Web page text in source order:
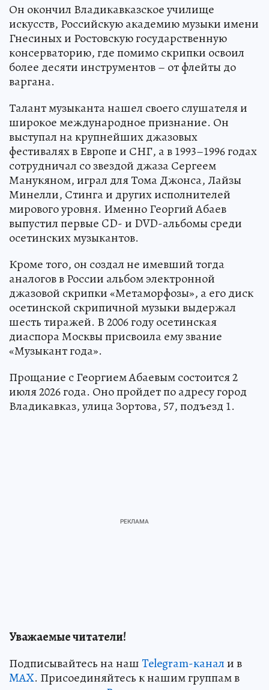
Он окончил Владикавказское училище
искусств, Российскую академию музыки имени
Гнесиных и Ростовскую государственную
консерваторию, где помимо скрипки освоил
более десяти инструментов – от флейты до
варгана.
Талант музыканта нашел своего слушателя и
широкое международное признание. Он
выступал на крупнейших джазовых
фестивалях в Европе и СНГ, а в 1993–1996 годах
сотрудничал со звездой джаза Сергеем
Манукяном, играл для Тома Джонса, Лайзы
Минелли, Стинга и других исполнителей
мирового уровня. Именно Георгий Абаев
выпустил первые CD- и DVD-альбомы среди
осетинских музыкантов.
Кроме того, он создал не имевший тогда
аналогов в России альбом электронной
джазовой скрипки «Метаморфозы», а его диск
осетинской скрипичной музыки выдержал
шесть тиражей. В 2006 году осетинская
диаспора Москвы присвоила ему звание
«Музыкант года».
Прощание с Георгием Абаевым состоится 2
июля 2026 года. Оно пройдет по адресу город
Владикавказ, улица Зортова, 57, подъезд 1.
Уважаемые читатели!
Подписывайтесь на нашTelegram-канали в
MAX. Присоединяйтесь к нашим группам в